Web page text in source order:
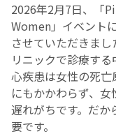
2026年2月7日、「
Women」イベント
させていただきま
リニックで診療する
心疾患は女性の死
にもかかわらず、
遅れがちです。だ
要です。